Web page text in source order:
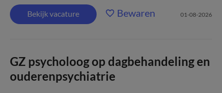
Bekijk vacature Bewaren 01-08-2026
GZ psycholoog op dagbehandeling en
ouderenpsychiatrie